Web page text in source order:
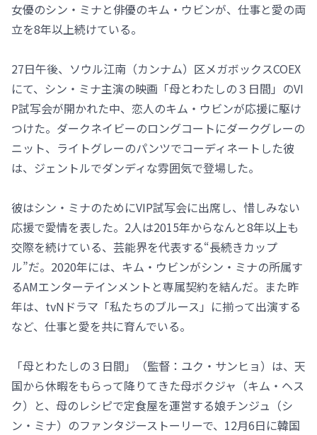
女優のシン・ミナと俳優のキム・ウビンが、仕事と愛の両
立を8年以上続けている。
27日午後、ソウル江南（カンナム）区メガボックスCOEX
にて、シン・ミナ主演の映画「母とわたしの３日間」のVI
P試写会が開かれた中、恋人のキム・ウビンが応援に駆け
つけた。ダークネイビーのロングコートにダークグレーの
ニット、ライトグレーのパンツでコーディネートした彼
は、ジェントルでダンディな雰囲気で登場した。
彼はシン・ミナのためにVIP試写会に出席し、惜しみない
応援で愛情を表した。2人は2015年からなんと8年以上も
交際を続けている、芸能界を代表する“長続きカップ
ル”だ。2020年には、キム・ウビンがシン・ミナの所属す
るAMエンターテインメントと専属契約を結んだ。また昨
年は、tvNドラマ「私たちのブルース」に揃って出演する
など、仕事と愛を共に育んでいる。
「母とわたしの３日間」（監督：ユク・サンヒョ）は、天
国から休暇をもらって降りてきた母ボクジャ（キム・ヘス
ク）と、母のレシピで定食屋を運営する娘チンジュ（シ
ン・ミナ）のファンタジーストーリーで、12月6日に韓国